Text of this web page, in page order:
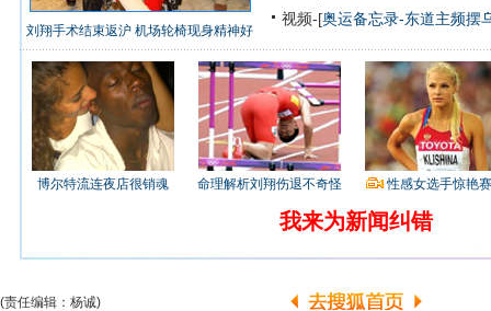
刘翔手术结束返沪 机场轮椅现身精神好
视频-[奥运备忘录-东道主频摆
博尔特流连夜店很销魂 命理解析刘翔伤退不奇怪 性感女选手惊艳
我来为新闻纠错
(责任编辑：杨诚)